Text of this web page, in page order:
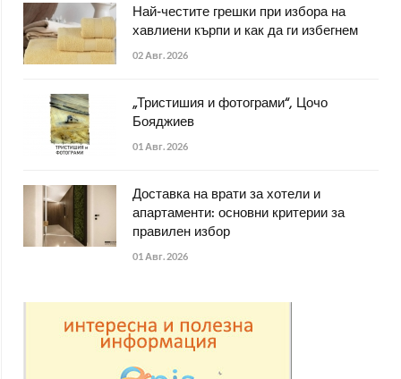
Най-честите грешки при избора на
хавлиени кърпи и как да ги избегнем
02 Авг. 2026
„Тристишия и фотограми“, Цочо
Бояджиев
01 Авг. 2026
Доставка на врати за хотели и
апартаменти: основни критерии за
правилен избор
01 Авг. 2026